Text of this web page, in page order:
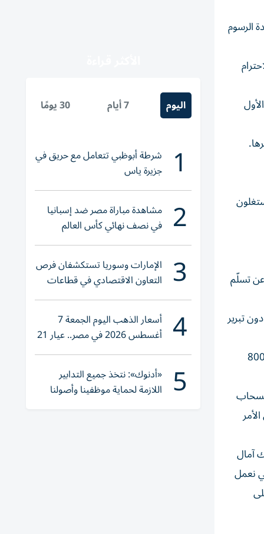
الرسوم
الأول
تسلّم
تبرير
في حقّ الصين، إلغاء الإعفاء من الضرائب الذي كانت تحظى به الطرود التي لا تتخطّى قيمتها 800
آمال
نعمل
اليوم 7 أيام 30 يومًا
1 شرطة أبوظبي تتعامل مع حريق في
جزيرة ياس
2 مشاهدة مباراة مصر ضد إسبانيا
في نصف نهائي كأس العالم
لناشئات اليد 2026
3 الإمارات وسوريا تستكشفان فرص
التعاون الاقتصادي في قطاعات
حيوية
4 أسعار الذهب اليوم الجمعة 7
أغسطس 2026 في مصر.. عيار 21
يقترب من هذا الرقم
5 «أدنوك»: نتخذ جميع التدابير
اللازمة لحماية موظفينا وأصولنا